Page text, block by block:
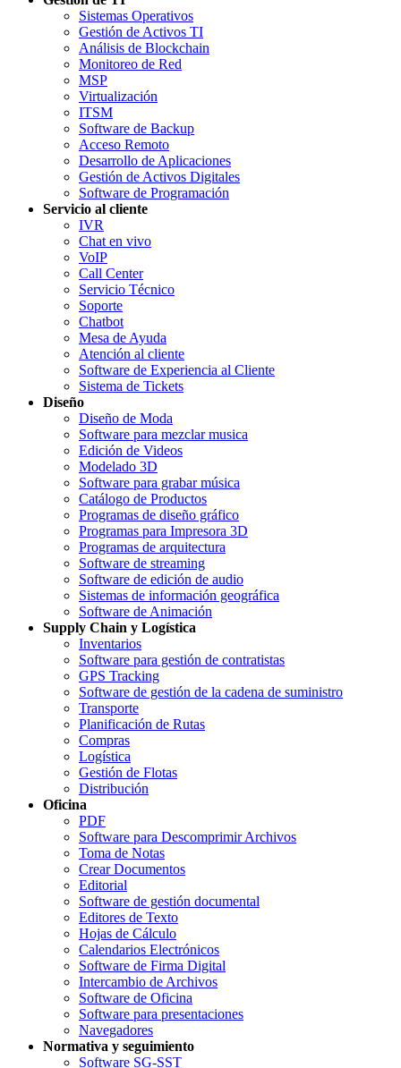
Sistemas Operativos
Gestión de Activos TI
Análisis de Blockchain
Monitoreo de Red
MSP
Virtualización
ITSM
Software de Backup
Acceso Remoto
Desarrollo de Aplicaciones
Gestión de Activos Digitales
Software de Programación
Servicio al cliente
IVR
Chat en vivo
VoIP
Call Center
Servicio Técnico
Soporte
Chatbot
Mesa de Ayuda
Atención al cliente
Software de Experiencia al Cliente
Sistema de Tickets
Diseño
Diseño de Moda
Software para mezclar musica
Edición de Videos
Modelado 3D
Software para grabar música
Catálogo de Productos
Programas de diseño gráfico
Programas para Impresora 3D
Programas de arquitectura
Software de streaming
Software de edición de audio
Sistemas de información geográfica
Software de Animación
Supply Chain y Logística
Inventarios
Software para gestión de contratistas
GPS Tracking
Software de gestión de la cadena de suministro
Transporte
Planificación de Rutas
Compras
Logística
Gestión de Flotas
Distribución
Oficina
PDF
Software para Descomprimir Archivos
Toma de Notas
Crear Documentos
Editorial
Software de gestión documental
Editores de Texto
Hojas de Cálculo
Calendarios Electrónicos
Software de Firma Digital
Intercambio de Archivos
Software de Oficina
Software para presentaciones
Navegadores
Normativa y seguimiento
Software SG-SST